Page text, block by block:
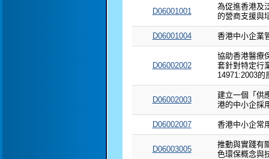
D06001001
為促進香港及
的營商支援與
D06001004 香港中小企業
D06002002
協助香港醫療
套針對特定行
14971:2003的
D06002003
建立一個「供
港的中小企採
D06002007 香港中小企常
D06003005
推動與實踐有
色環保概念與